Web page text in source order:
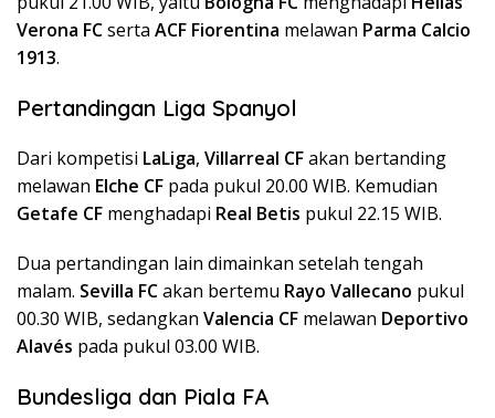
Verona FCserta ACF Fiorentina melawan Parma Calcio
1913.
Pertandingan Liga Spanyol
Dari kompetisi LaLiga, Villarreal CFakan bertanding
melawan Elche CF pada pukul 20.00 WIB. Kemudian
Getafe CF menghadapi Real Betis pukul 22.15 WIB.
Dua pertandingan lain dimainkan setelah tengah
malam. Sevilla FCakan bertemu Rayo Vallecano pukul
00.30 WIB, sedangkan Valencia CF melawan Deportivo
Alavés pada pukul 03.00 WIB.
Bundesliga dan Piala FA